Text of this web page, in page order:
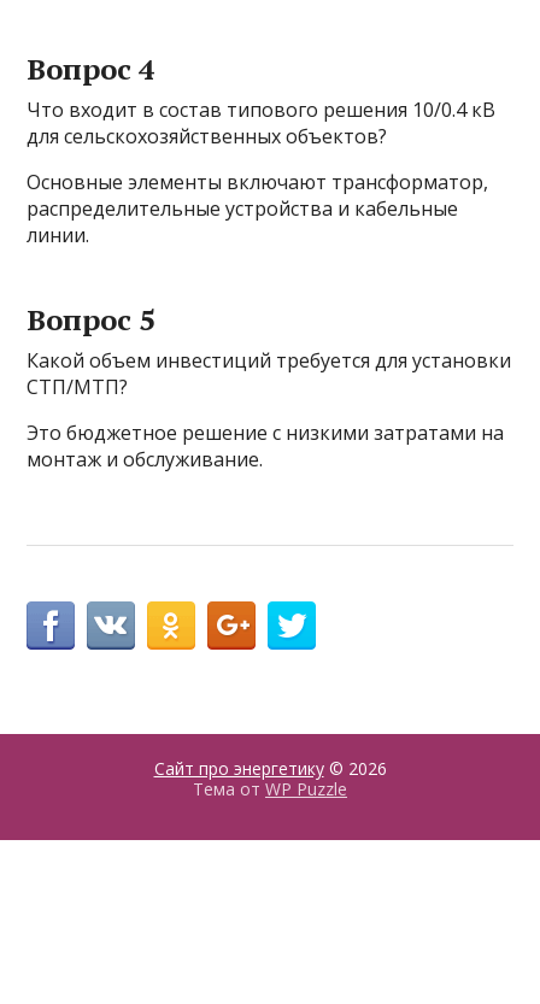
Вопрос 4
Что входит в состав типового решения 10/0.4 кВ
для сельскохозяйственных объектов?
Основные элементы включают трансформатор,
распределительные устройства и кабельные
линии.
Вопрос 5
Какой объем инвестиций требуется для установки
СТП/МТП?
Это бюджетное решение с низкими затратами на
монтаж и обслуживание.
Сайт про энергетику© 2026
Тема от WP Puzzle